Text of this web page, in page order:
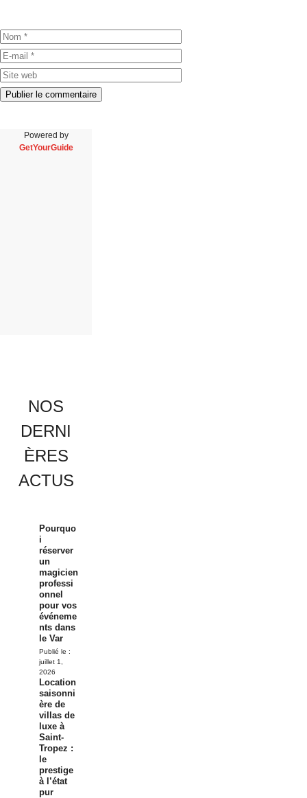
Powered by
GetYourGuide
NOS
DERNI
ÈRES
ACTUS
Pourquo
i
réserver
un
magicien
professi
onnel
pour vos
événeme
nts dans
le Var
Publié le :
juillet 1,
2026
Location
saisonni
ère de
villas de
luxe à
Saint-
Tropez :
le
prestige
à l’état
pur